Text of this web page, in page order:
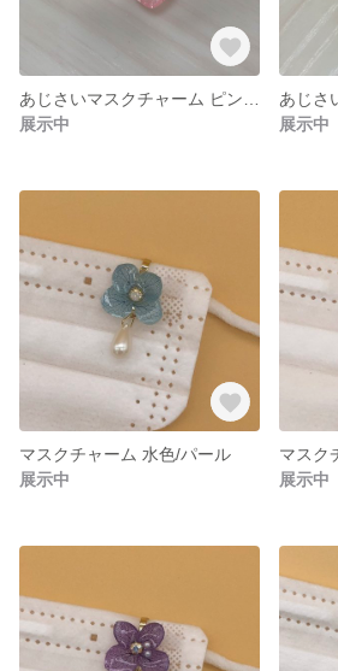
展示中
展示中
マスクチャーム 水色/パール
展示中
展示中